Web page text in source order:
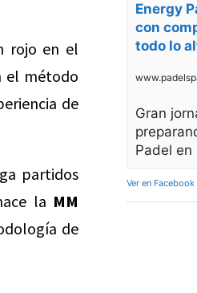
rojo en el
el método
de
partidos
la MM
de
Energy
con
todo lo
Gran
Padel en
Ver en Facebook